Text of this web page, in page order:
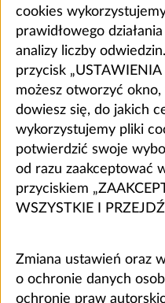
cookies
prawidłowego
analizy liczby
przycisk „USTAWIENIA
możesz otworzyć
dowiesz się, do jakich
wykorzystujemy pliki
potwierdzić swoje
od razu zaakceptować
przyciskiem
WSZYSTKIE I
Zmiana ustawień oraz
o ochronie danych
ochronie praw